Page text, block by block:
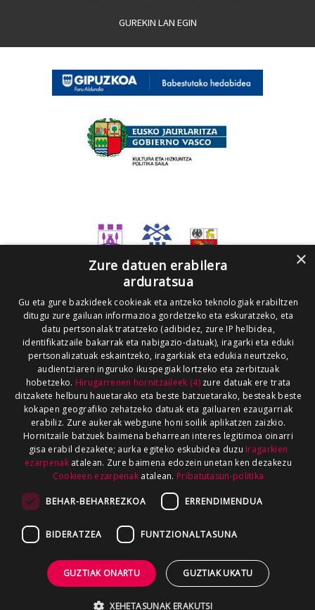
GUREKIN LAN EGIN
×
Zure datuen erabilera
arduratsua
Gu eta gure bazkideek cookieak eta antzeko teknologiak erabiltzen
ditugu zure gailuan informazioa gordetzeko eta eskuratzeko, eta
datu pertsonalak tratatzeko (adibidez, zure IP helbidea,
identifikatzaile bakarrak eta nabigazio-datuak), iragarki eta eduki
pertsonalizatuak eskaintzeko, iragarkiak eta edukia neurtzeko,
audientziaren inguruko ikuspegiak lortzeko eta zerbitzuak
hobetzeko. Hirugarrenen hornitzaileek (4)zure datuak ere trata
ditzakete helburu hauetarako eta beste batzuetarako, besteak beste
kokapen geografiko zehatzeko datuak eta gailuaren ezaugarriak
erabiliz. Zure aukerak webgune honi soilik aplikatzen zaizkio.
Hornitzaile batzuek baimena beharrean interes legitimoa oinarri
gisa erabil dezakete; aurka egiteko eskubidea duzu Iragarkien
ezarpenakatalean. Zure baimena edozein unetan ken dezakezu
Cookieen ezarpenak atalean. Pribatutasun-politika
BEHAR-BEHARREZKOA ERRENDIMENDUA
BIDERATZEA FUNTZIONALTASUNA
GUZTIAK ONARTU GUZTIAK UKATU
XEHETASUNAK ERAKUTSI